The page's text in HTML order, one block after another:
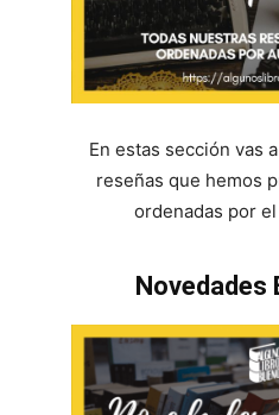
En estas sección vas
reseñas que hemos
ordenadas por
Novedades